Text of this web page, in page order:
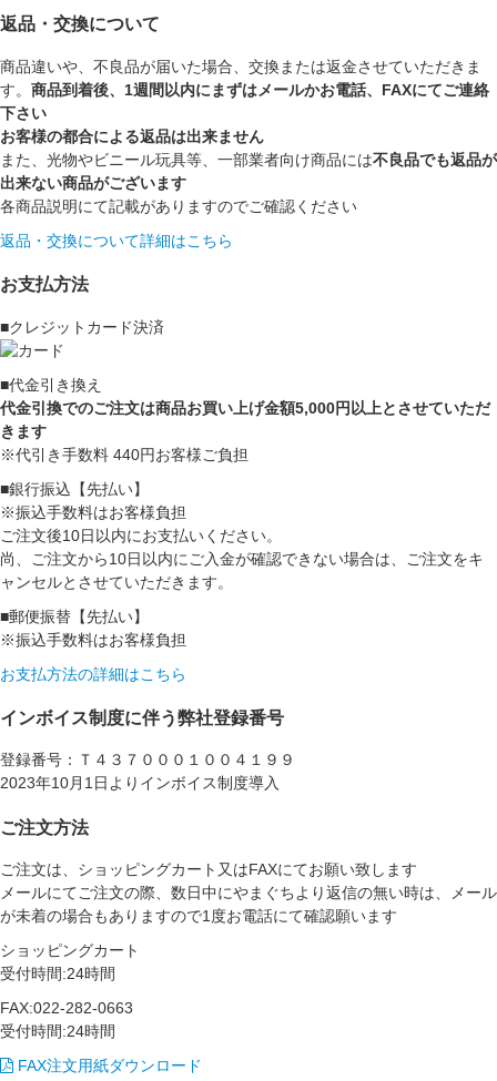
返品・交換について
商品違いや、不良品が届いた場合、交換または返金させていただきま
す。 商品到着後、1週間以内にまずはメールかお電話、FAXにてご連絡
下さい
お客様の都合による返品は出来ません
また、光物やビニール玩具等、一部業者向け商品には不良品でも返品が
出来ない商品がございます
各商品説明にて記載がありますのでご確認ください
返品・交換について詳細はこちら
お支払方法
■クレジットカード決済
■代金引き換え
代金引換でのご注文は商品お買い上げ金額5,000円以上とさせていただ
きます
※代引き手数料 440円お客様ご負担
■銀行振込【先払い】
※振込手数料はお客様負担
ご注文後10日以内にお支払いください。
尚、ご注文から10日以内にご入金が確認できない場合は、ご注文をキ
ャンセルとさせていただきます。
■郵便振替【先払い】
※振込手数料はお客様負担
お支払方法の詳細はこちら
インボイス制度に伴う弊社登録番号
登録番号：Ｔ４３７０００１００４１９９
2023年10月1日よりインボイス制度導入
ご注文方法
ご注文は、ショッピングカート又はFAXにてお願い致します
メールにてご注文の際、数日中にやまぐちより返信の無い時は、メール
が未着の場合もありますので1度お電話にて確認願います
ショッピングカート
受付時間:24時間
FAX:022-282-0663
受付時間:24時間
FAX注文用紙ダウンロード